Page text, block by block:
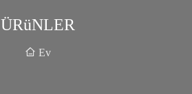
ÜRüNLER
Ev